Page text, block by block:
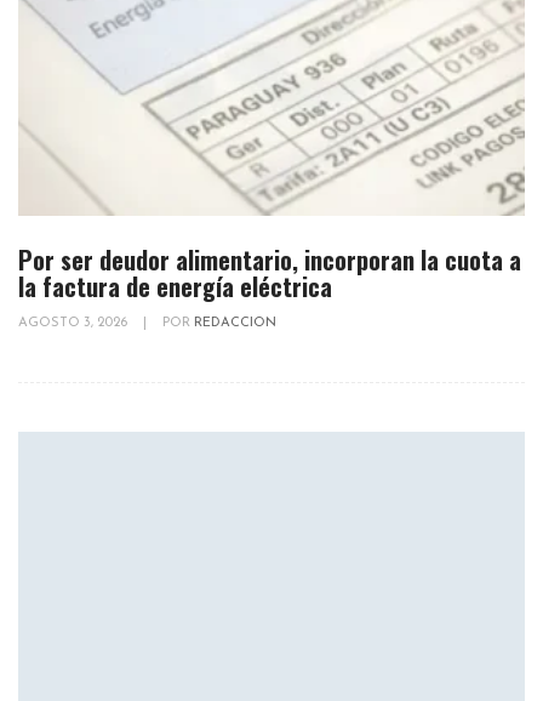
Por ser deudor alimentario, incorporan la cuota a
la factura de energía eléctrica
AGOSTO 3, 2026 POR REDACCION